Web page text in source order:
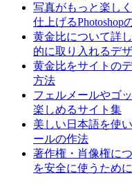
写真がもっと楽し
仕上げるPhotoshop
黄金比について詳
的に取り入れるデ
黄金比をサイトの
方法
フェルメールやゴ
楽しめるサイト集
美しい日本語を使
ールの作法
著作権・肖像権に
を安全に使うため